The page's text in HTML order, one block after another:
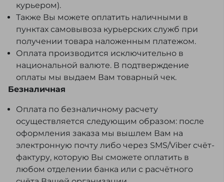
курьером).
Также Вы можете оплатить наличными в
пунктах самовывоза курьерских служб при
получении товара наложенным платежом.
Оплата производится исключительно в
национальной валюте. В подтверждение
оплаты мы выдаем Вам товарный чек.
Безналичная
Оплата по безналичному расчету
осуществляется следующим образом: после
оформления заказа мы вышлем Вам на
электронную почту либо через SMS/Viber счёт-
фактуру, которую Вы сможете оплатить в
любом отделении банка или с расчётного